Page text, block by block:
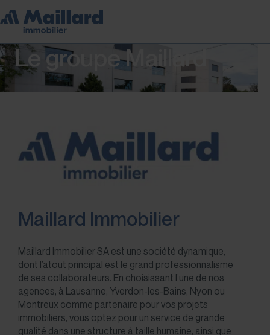
Le groupe Maillard
Maillard Immobilier
Maillard Immobilier SA est une société dynamique,
dont l’atout principal est le grand professionnalisme
de ses collaborateurs. En choisissant l’une de nos
agences, à Lausanne, Yverdon-les-Bains, Nyon ou
Montreux comme partenaire pour vos projets
immobiliers, vous optez pour un service de grande
qualité dans une structure à taille humaine, ainsi que